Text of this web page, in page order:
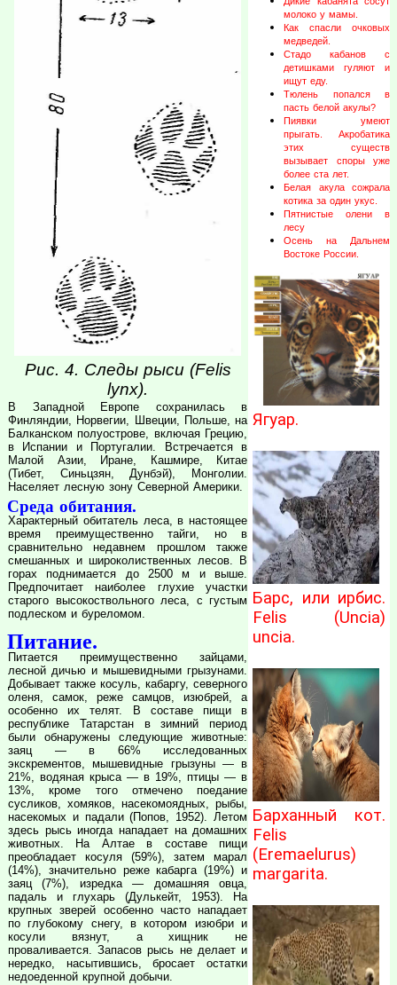
Рис. 4. Следы рыси (Felis
lynx).
В Западной Европе сохранилась в
Финляндии, Норвегии, Швеции, Польше, на
Балканском полуострове, включая Грецию,
в Испании и Португалии. Встречается в
Малой Азии, Иране, Кашмире, Китае
(Тибет, Синьцзян, Дунбэй), Монголии.
Населяет лесную зону Северной Америки.
Среда обитания.
Характерный обитатель леса, в настоящее
время преимущественно тайги, но в
сравнительно недавнем прошлом также
смешанных и широколиственных лесов. В
горах поднимается до 2500 м и выше.
Предпочитает наиболее глухие участки
старого высокоствольного леса, с густым
подлеском и буреломом.
Питание.
Питается преимущественно зайцами,
лесной дичью и мышевидными грызунами.
Добывает также косуль, кабаргу, северного
оленя, самок, реже самцов, изюбрей, а
особенно их телят. В составе пищи в
республике Татарстан в зимний период
были обнаружены следующие животные:
заяц — в 66% исследованных
экскрементов, мышевидные грызуны — в
21%, водяная крыса — в 19%, птицы — в
13%, кроме того отмечено поедание
сусликов, хомяков, насекомоядных, рыбы,
насекомых и падали (Попов, 1952). Летом
здесь рысь иногда нападает на домашних
животных. На Алтае в составе пищи
преобладает косуля (59%), затем марал
(14%), значительно реже кабарга (19%) и
заяц (7%), изредка — домашняя овца,
падаль и глухарь (Дулькейт, 1953). На
крупных зверей особенно часто нападает
по глубокому снегу, в котором изюбри и
косули вязнут, а хищник не
проваливается. Запасов рысь не делает и
нередко, насытившись, бросает остатки
недоеденной крупной добычи.
молоко у мамы.
Как спасли очковых
медведей.
Стадо кабанов с
детишками гуляют и
ищут еду.
Тюлень попался в
пасть белой акулы?
Пиявки умеют
прыгать. Акробатика
этих существ
вызывает споры уже
более ста лет.
Белая акула сожрала
котика за один укус.
Пятнистые олени в
лесу
Осень на Дальнем
Востоке России.
Ягуар.
Барс, или ирбис.
Felis (Uncia)
uncia.
Барханный кот.
Felis
(Eremaelurus)
margarita.